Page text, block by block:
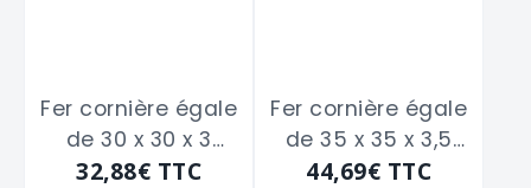
Fer cornière égale
de 30 x 30 x 3
m/m
32,88€ TTC
Fer cornière égale
de 35 x 35 x 3,5
m/m
44,69€ TTC